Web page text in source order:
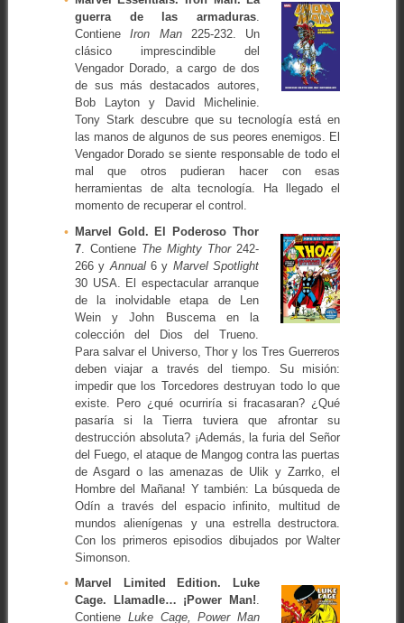
guerra de las armaduras
ContieneIron Man225-232. Un
clásico imprescindible del
Vengador Dorado, a cargo de dos
de sus más destacados autores,
Bob Layton y David Michelinie.
Tony Stark descubre que su tecnología está en
las manos de algunos de sus peores enemigos. El
Vengador Dorado se siente responsable de todo el
mal que otros pudieran hacer con esas
herramientas de alta tecnología. Ha llegado el
momento de recuperar el control.
Marvel Gold. El Poderoso Thor
7. Contiene The Mighty Thor242-
266 y Annual 6 y Marvel Spotlight
30 USA. El espectacular arranque
de la inolvidable etapa de Len
Wein y John Buscema en la
colección del Dios del Trueno.
Para salvar el Universo, Thor y los Tres Guerreros
deben viajar a través del tiempo. Su misión:
impedir que los Torcedores destruyan todo lo que
existe. Pero ¿qué ocurriría si fracasaran? ¿Qué
pasaría si la Tierra tuviera que afrontar su
destrucción absoluta? ¡Además, la furia del Señor
del Fuego, el ataque de Mangog contra las puertas
de Asgard o las amenazas de Ulik y Zarrko, el
Hombre del Mañana! Y también: La búsqueda de
Odín a través del espacio infinito, multitud de
mundos alienígenas y una estrella destructora.
Con los primeros episodios dibujados por Walter
Simonson.
Marvel Limited Edition. Luke
Cage. Llamadle… ¡Power Man!.
Contiene Luke Cage, Power Man